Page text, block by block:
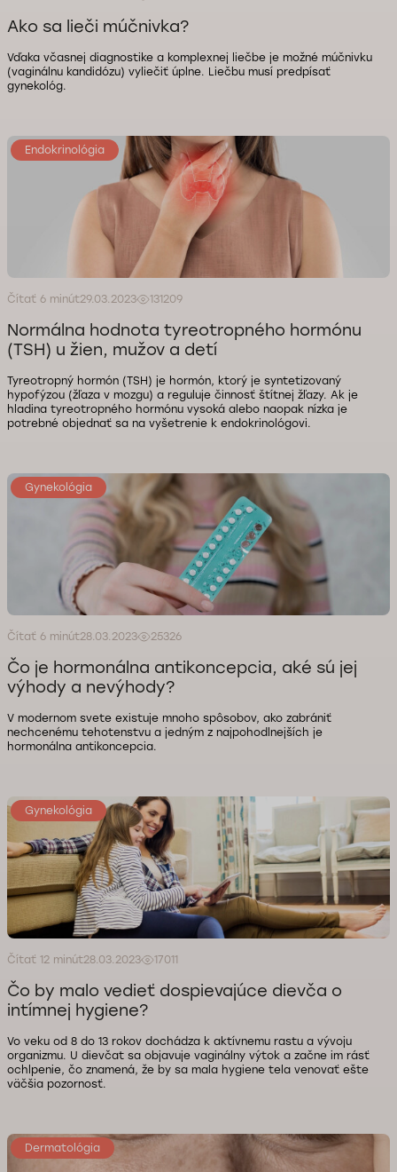
Ako sa lieči múčnivka?
Vďaka včasnej diagnostike a komplexnej liečbe je možné múčnivku
(vaginálnu kandidózu) vyliečiť úplne. Liečbu musí predpísať
gynekológ.
Endokrinológia
Čítať 6 minút29.03.2023 131209
Normálna hodnota tyreotropného hormónu
(TSH) u žien, mužov a detí
Tyreotropný hormón (TSH) je hormón, ktorý je syntetizovaný
hypofýzou (žľaza v mozgu) a reguluje činnosť štítnej žľazy. Ak je
hladina tyreotropného hormónu vysoká alebo naopak nízka je
potrebné objednať sa na vyšetrenie k endokrinológovi.
Gynekológia
Čítať 6 minút28.03.2023 25326
Čo je hormonálna antikoncepcia, aké sú jej
výhody a nevýhody?
V modernom svete existuje mnoho spôsobov, ako zabrániť
nechcenému tehotenstvu a jedným z najpohodlnejších je
hormonálna antikoncepcia.
Gynekológia
Čítať 12 minút28.03.2023 17011
Čo by malo vedieť dospievajúce dievča o
intímnej hygiene?
Vo veku od 8 do 13 rokov dochádza k aktívnemu rastu a vývoju
organizmu. U dievčat sa objavuje vaginálny výtok a začne im rásť
ochlpenie, čo znamená, že by sa mala hygiene tela venovať ešte
väčšia pozornosť.
Dermatológia